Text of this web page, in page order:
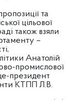
та
цільової
також взяли
–
Анатолій
промислової
президент
КТПП Л.В.